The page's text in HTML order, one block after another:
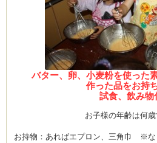
バター、卵、小麦粉を使った
作った品をお持
試食、飲み物
お子様の年齢は何歳
お持物：あればエプロン、三角巾 ※な